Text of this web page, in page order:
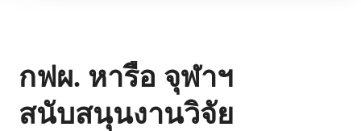
กฟผ. หารือ จุฬาฯ
สนับสนุนงานวิจัย